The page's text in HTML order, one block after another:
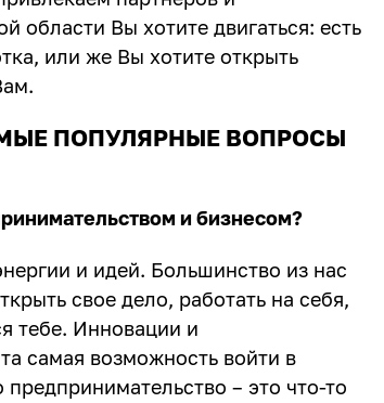
области Вы хотите двигаться: есть
или же Вы хотите открыть
ПОПУЛЯРНЫЕ ВОПРОСЫ
и бизнесом?
и идей. Большинство из нас
свое дело, работать на себя,
тебе. Инновации и
самая возможность войти в
– это что-то